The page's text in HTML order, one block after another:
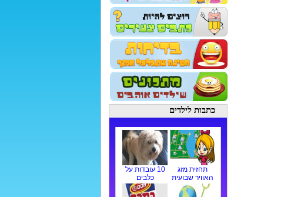
כתבות לילדים
תחזית מזג
האוויר שבועית
10 עובדות על
כלבים